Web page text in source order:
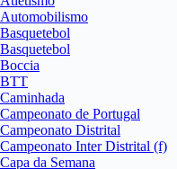
Automobilismo
Basquetebol
Basquetebol
Boccia
BTT
Caminhada
Campeonato de Portugal
Campeonato Distrital
Campeonato Inter Distrital (f)
Capa da Semana